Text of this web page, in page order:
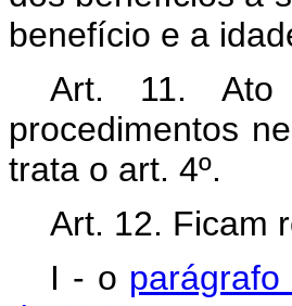
benefício e a
Art. 11. Ato
procedimentos
trata o art. 4º.
Art. 12. Ficam
I - o